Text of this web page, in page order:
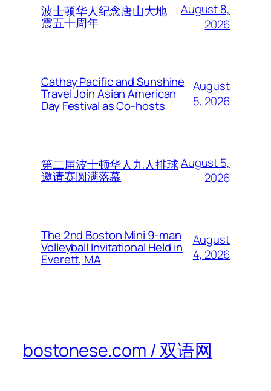
波士顿华人纪念唐山大地
震五十周年
August 8,
2026
Cathay Pacific and Sunshine
Travel Join Asian American
Day Festival as Co-hosts
August
5, 2026
第二届波士顿华人九人排球
邀请赛圆满落幕
August 5,
2026
The 2nd Boston Mini 9-man
Volleyball Invitational Held in
Everett, MA
August
4, 2026
bostonese.com / 双语网